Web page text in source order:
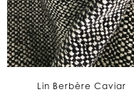
Lin Berbère Caviar